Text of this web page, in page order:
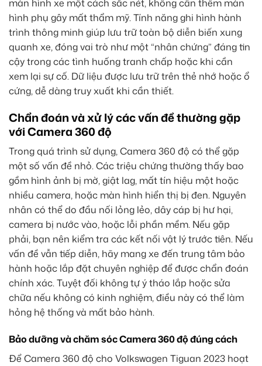
màn hình xe một cách sắc nét, không cần thêm màn
hình phụ gây mất thẩm mỹ. Tính năng ghi hình hành
trình thông minh giúp lưu trữ toàn bộ diễn biến xung
quanh xe, đóng vai trò như một “nhân chứng” đáng tin
cậy trong các tình huống tranh chấp hoặc khi cần
xem lại sự cố. Dữ liệu được lưu trữ trên thẻ nhớ hoặc ổ
cứng, dễ dàng truy xuất khi cần thiết.
Chẩn đoán và xử lý các vấn đề thường gặp
với Camera 360 độ
Trong quá trình sử dụng, Camera 360 độ có thể gặp
một số vấn đề nhỏ. Các triệu chứng thường thấy bao
gồm hình ảnh bị mờ, giật lag, mất tín hiệu một hoặc
nhiều camera, hoặc màn hình hiển thị bị đen. Nguyên
nhân có thể do đầu nối lỏng lẻo, dây cáp bị hư hại,
camera bị nước vào, hoặc lỗi phần mềm. Nếu gặp
phải, bạn nên kiểm tra các kết nối vật lý trước tiên. Nếu
vấn đề vẫn tiếp diễn, hãy mang xe đến trung tâm bảo
hành hoặc lắp đặt chuyên nghiệp để được chẩn đoán
chính xác. Tuyệt đối không tự ý tháo lắp hoặc sửa
chữa nếu không có kinh nghiệm, điều này có thể làm
hỏng hệ thống và mất bảo hành.
Bảo dưỡng và chăm sóc Camera 360 độ đúng cách
Để Camera 360 độ cho Volkswagen Tiguan 2023 hoạt